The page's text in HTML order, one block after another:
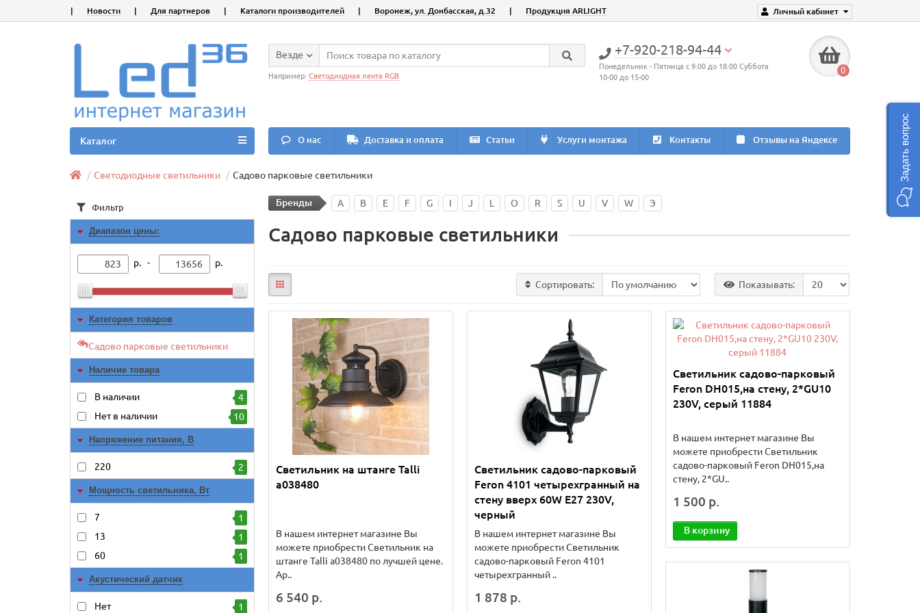
Личный кабинет
| Новости | Для партнеров | Каталоги производителей | Воронеж, ул. Донбасская, д.32 | Продукция ARLIGHT
+7-920-218-94-44
Понедельник - Пятница с 9:00 до 18:00 Суббота
10-00 до 15-00
0
Везде
Например: Светодиодная лента RGB
О нас Доставка и оплата Статьи Услуги монтажа Контакты Отзывы на Яндексе
Каталог
Светодиодные светильники Садово парковые светильники
Фильтр
Диапазон цены:
р. - р.
Категория товаров
Садово парковые светильники
Наличие товара
В наличии
4
Нет в наличии
10
Напряжение питания, В
220 2
Мощность светильника, Вт
7
1
13
1
60
1
Акустический датчик
Нет 1
Бренды A B E F G I J L O R S U V W Э
Садово парковые светильники
Сортировать: Показывать:
Светильник на штанге Talli
a038480
В нашем интернет магазине Вы
можете приобрести Светильник на
штанге Talli a038480 по лучшей цене.
Ар..
6 540 р.
Светильник садово-парковый
Feron 4101 четырехгранный на
стену вверх 60W E27 230V,
черный
В нашем интернет магазине Вы
можете приобрести Светильник
садово-парковый Feron 4101
четырехгранный ..
1 878 р.
Светильник садово-парковый
Feron DH015,на стену, 2*GU10
230V, серый 11884
В нашем интернет магазине Вы
можете приобрести Светильник
садово-парковый Feron DH015,на
стену, 2*GU..
1 500 р.
В корзину
Задать вопрос